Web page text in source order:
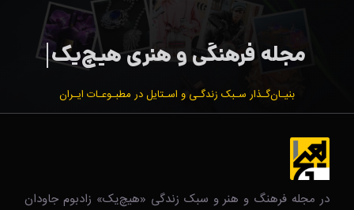
بنیـان‌گـذار سـبک زندگـی و اسـتایل در مطبـوعـات ایـران
در مجله فرهنگ و هنر و سبک زندگی‌ «هیچ‌یک» زادبوم جاودان